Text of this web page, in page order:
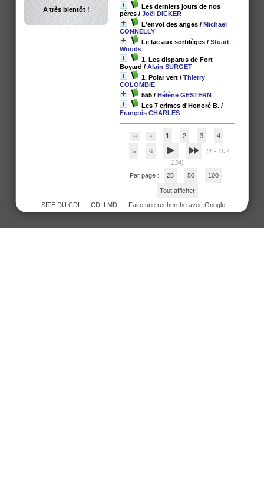
Les derniers jours de nos
pères / Joël DICKER
L'envol des anges / Michael
CONNELLY
Le lac aux sortilèges / Stuart
Woods
1. Les disparus de Fort
Boyard / Alain SURGET
1. Polar vert / Thierry
COLOMBIE
555 / Hélène GESTERN
Les 7 crimes d'Honoré B. /
François CHARLES
1 2 3 4
5 6
(1 - 10 /
134)
Par page :
25 50 100
Tout afficher
SITE DU CDI
CDI LMD Faire une recherche avec Google
A très bientôt !